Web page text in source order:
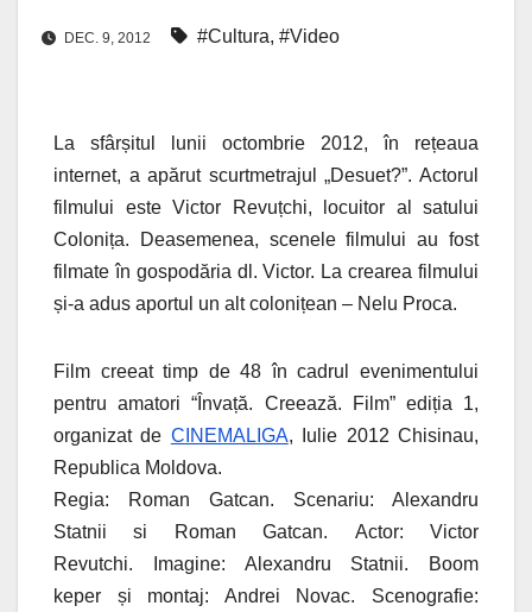
DEC. 9, 2012 #Cultura, #Video
La sfârșitul lunii octombrie 2012, în rețeaua
internet, a apărut scurtmetrajul „Desuet?”. Actorul
filmului este Victor Revuțchi, locuitor al satului
Colonița. Deasemenea, scenele filmului au fost
filmate în gospodăria dl. Victor. La crearea filmului
și-a adus aportul un alt colonițean – Nelu Proca.
Film creeat timp de 48 în cadrul evenimentului
pentru amatori “Învață. Creează. Film” ediția 1,
organizat de CINEMALIGA, Iulie 2012 Chisinau,
Republica Moldova.
Regia: Roman Gatcan. Scenariu: Alexandru
Statnii si Roman Gatcan. Actor: Victor
Revutchi. Imagine: Alexandru Statnii. Boom
keper și montaj: Andrei Novac. Scenografie: